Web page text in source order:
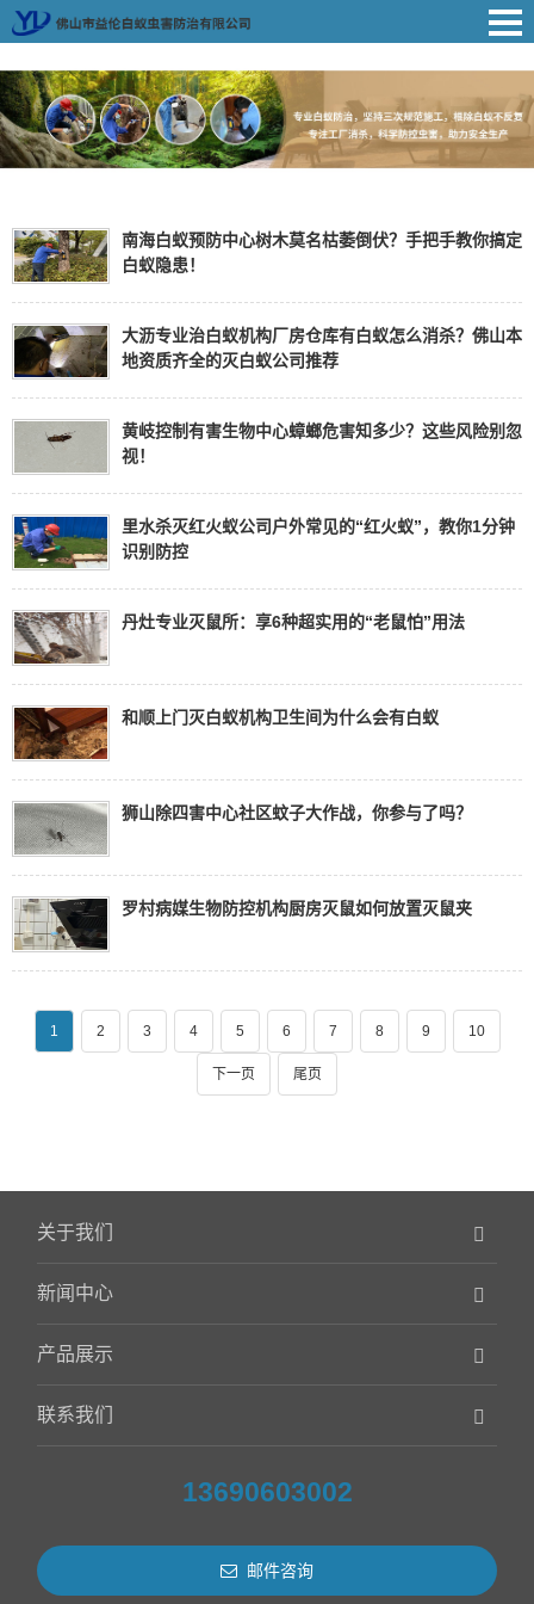
南海白蚁预防中心树木莫名枯萎倒伏？手把手教你搞定
白蚁隐患！
大沥专业治白蚁机构厂房仓库有白蚁怎么消杀？佛山本
地资质齐全的灭白蚁公司推荐
黄岐控制有害生物中心蟑螂危害知多少？这些风险别忽
视！
里水杀灭红火蚁公司户外常见的“红火蚁”，教你1分钟
识别防控
丹灶专业灭鼠所：享6种超实用的“老鼠怕”用法
和顺上门灭白蚁机构卫生间为什么会有白蚁
狮山除四害中心社区蚊子大作战，你参与了吗？
罗村病媒生物防控机构厨房灭鼠如何放置灭鼠夹
1 2 3 4 5 6 7 8 9 10
下一页 尾页
关于我们
新闻中心
产品展示
联系我们
13690603002
邮件咨询